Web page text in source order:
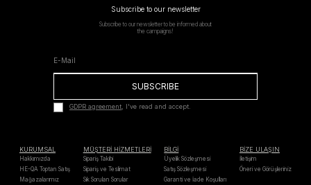
Subscribe to our newsletter
Subscribe to our newsletter to be informed about
the campaigns!
SUBSCRIBE
GDPR agreement, I've read and accept.
KURUMSAL
Hakkımızda
HE-QA Toptan Satış
Mağazalarımız
MÜŞTERİ HİZMETLERİ
Sipariş Takibi
Sipariş ve Teslimat
Sık Sorulan Sorular
BİLGİ
Üyelik Sözleşmesi
Satış Sözleşmesi
Garanti ve İade Koşulları
BİZE ULAŞIN
İletişim
Öneri ve Görüşleriniz